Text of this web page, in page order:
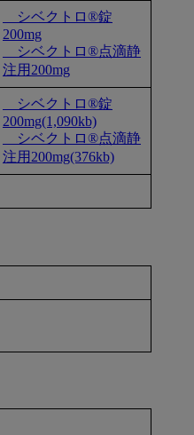
シベクトロ®錠
200mg
シベクトロ®点滴静
注用200mg
シベクトロ®錠
200mg(1,090kb)
シベクトロ®点滴静
注用200mg(376kb)